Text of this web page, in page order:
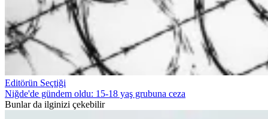
Editörün Seçtiği
Niğde'de gündem oldu: 15-18 yaş grubuna ceza
Bunlar da ilginizi çekebilir